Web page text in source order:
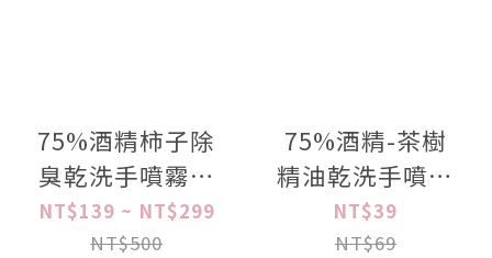
75%酒精柿子除
臭乾洗手噴霧隨
身瓶
NT$139 ~ NT$299
NT$500
75%酒精-茶樹
精油乾洗手噴霧
隨身瓶100ml
NT$39
NT$69